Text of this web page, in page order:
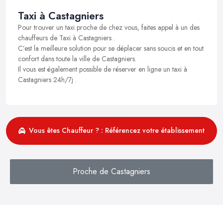
Taxi à Castagniers
Pour trouver un taxi proche de chez vous, faites appel à un des
chauffeurs de Taxi à Castagniers .
C’est la meilleure solution pour se déplacer sans soucis et en tout
confort dans toute la ville de Castagniers.
Il vous est également possible de réserver en ligne un taxi à
Castagniers 24h/7j .
Vous êtes Chauffeur ? : Référencez votre établissement
Proche de Castagniers